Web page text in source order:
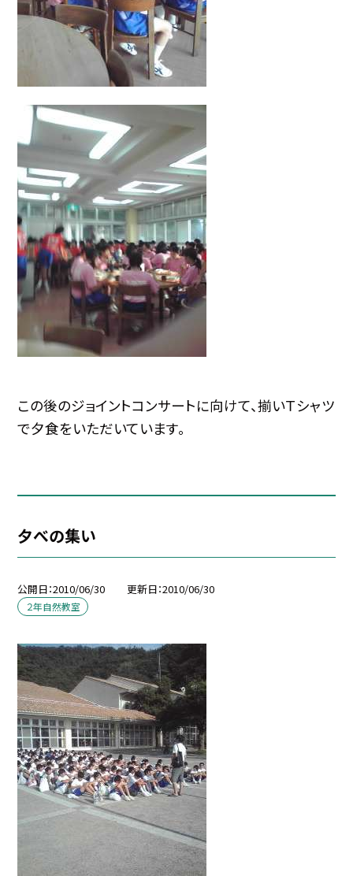
この後のジョイントコンサートに向けて、揃いＴシャツ
で夕食をいただいています。
夕べの集い
公開日 2010/06/30 更新日 2010/06/30
２年自然教室